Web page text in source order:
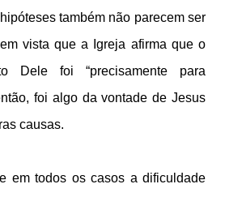
também não parecem ser
vista que a Igreja afirma que o
Dele foi “precisamente para
foi algo da vontade de Jesus
causas.
em todos os casos a dificuldade